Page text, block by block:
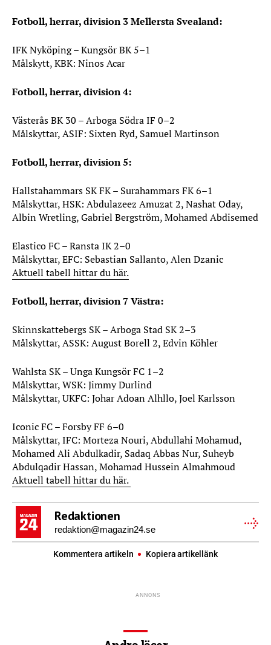
Fotboll, herrar, division 3 Mellersta Svealand:
IFK Nyköping – Kungsör BK 5–1
Målskytt, KBK: Ninos Acar
Fotboll, herrar, division 4:
Västerås BK 30 – Arboga Södra IF 0–2
Målskyttar, ASIF: Sixten Ryd, Samuel Martinson
Fotboll, herrar, division 5:
Hallstahammars SK FK – Surahammars FK 6–1
Målskyttar, HSK: Abdulazeez Amuzat 2, Nashat Oday,
Albin Wretling, Gabriel Bergström, Mohamed Abdisemed
Elastico FC – Ransta IK 2–0
Målskyttar, EFC: Sebastian Sallanto, Alen Dzanic
Aktuell tabell hittar du här.
Fotboll, herrar, division 7 Västra:
Skinnskattebergs SK – Arboga Stad SK 2–3
Målskyttar, ASSK: August Borell 2, Edvin Köhler
Wahlsta SK – Unga Kungsör FC 1–2
Målskyttar, WSK: Jimmy Durlind
Målskyttar, UKFC: Johar Adoan Alhllo, Joel Karlsson
Iconic FC – Forsby FF 6–0
Målskyttar, IFC: Morteza Nouri, Abdullahi Mohamud,
Mohamed Ali Abdulkadir, Sadaq Abbas Nur, Suheyb
Abdulqadir Hassan, Mohamad Hussein Almahmoud
Aktuell tabell hittar du här.
Redaktionen
redaktion@magazin24.se
Kommentera artikeln Kopiera artikellänk